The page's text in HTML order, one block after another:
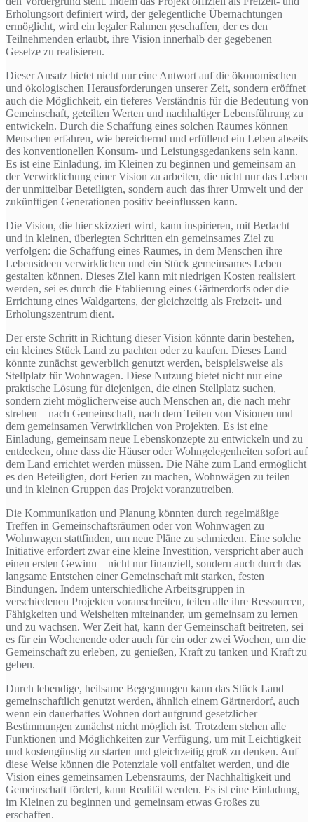
Erholungsort definiert wird, der gelegentliche Übernachtungen
ermöglicht, wird ein legaler Rahmen geschaffen, der es den
Teilnehmenden erlaubt, ihre Vision innerhalb der gegebenen
Gesetze zu realisieren.
Dieser Ansatz bietet nicht nur eine Antwort auf die ökonomischen
und ökologischen Herausforderungen unserer Zeit, sondern eröffnet
auch die Möglichkeit, ein tieferes Verständnis für die Bedeutung von
Gemeinschaft, geteilten Werten und nachhaltiger Lebensführung zu
entwickeln. Durch die Schaffung eines solchen Raumes können
Menschen erfahren, wie bereichernd und erfüllend ein Leben abseits
des konventionellen Konsum- und Leistungsgedankens sein kann.
Es ist eine Einladung, im Kleinen zu beginnen und gemeinsam an
der Verwirklichung einer Vision zu arbeiten, die nicht nur das Leben
der unmittelbar Beteiligten, sondern auch das ihrer Umwelt und der
zukünftigen Generationen positiv beeinflussen kann.
Die Vision, die hier skizziert wird, kann inspirieren, mit Bedacht
und in kleinen, überlegten Schritten ein gemeinsames Ziel zu
verfolgen: die Schaffung eines Raumes, in dem Menschen ihre
Lebensideen verwirklichen und ein Stück gemeinsames Leben
gestalten können. Dieses Ziel kann mit niedrigen Kosten realisiert
werden, sei es durch die Etablierung eines Gärtnerdorfs oder die
Errichtung eines Waldgartens, der gleichzeitig als Freizeit- und
Erholungszentrum dient.
Der erste Schritt in Richtung dieser Vision könnte darin bestehen,
ein kleines Stück Land zu pachten oder zu kaufen. Dieses Land
könnte zunächst gewerblich genutzt werden, beispielsweise als
Stellplatz für Wohnwagen. Diese Nutzung bietet nicht nur eine
praktische Lösung für diejenigen, die einen Stellplatz suchen,
sondern zieht möglicherweise auch Menschen an, die nach mehr
streben – nach Gemeinschaft, nach dem Teilen von Visionen und
dem gemeinsamen Verwirklichen von Projekten. Es ist eine
Einladung, gemeinsam neue Lebenskonzepte zu entwickeln und zu
entdecken, ohne dass die Häuser oder Wohngelegenheiten sofort auf
dem Land errichtet werden müssen. Die Nähe zum Land ermöglicht
es den Beteiligten, dort Ferien zu machen, Wohnwägen zu teilen
und in kleinen Gruppen das Projekt voranzutreiben.
Die Kommunikation und Planung könnten durch regelmäßige
Treffen in Gemeinschaftsräumen oder von Wohnwagen zu
Wohnwagen stattfinden, um neue Pläne zu schmieden. Eine solche
Initiative erfordert zwar eine kleine Investition, verspricht aber auch
einen ersten Gewinn – nicht nur finanziell, sondern auch durch das
langsame Entstehen einer Gemeinschaft mit starken, festen
Bindungen. Indem unterschiedliche Arbeitsgruppen in
verschiedenen Projekten voranschreiten, teilen alle ihre Ressourcen,
Fähigkeiten und Weisheiten miteinander, um gemeinsam zu lernen
und zu wachsen. Wer Zeit hat, kann der Gemeinschaft beitreten, sei
es für ein Wochenende oder auch für ein oder zwei Wochen, um die
Gemeinschaft zu erleben, zu genießen, Kraft zu tanken und Kraft zu
geben.
Durch lebendige, heilsame Begegnungen kann das Stück Land
gemeinschaftlich genutzt werden, ähnlich einem Gärtnerdorf, auch
wenn ein dauerhaftes Wohnen dort aufgrund gesetzlicher
Bestimmungen zunächst nicht möglich ist. Trotzdem stehen alle
Funktionen und Möglichkeiten zur Verfügung, um mit Leichtigkeit
und kostengünstig zu starten und gleichzeitig groß zu denken. Auf
diese Weise können die Potenziale voll entfaltet werden, und die
Vision eines gemeinsamen Lebensraums, der Nachhaltigkeit und
Gemeinschaft fördert, kann Realität werden. Es ist eine Einladung,
im Kleinen zu beginnen und gemeinsam etwas Großes zu
erschaffen.